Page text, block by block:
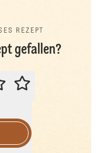
REZEPT
gefallen?
SIE DIESES